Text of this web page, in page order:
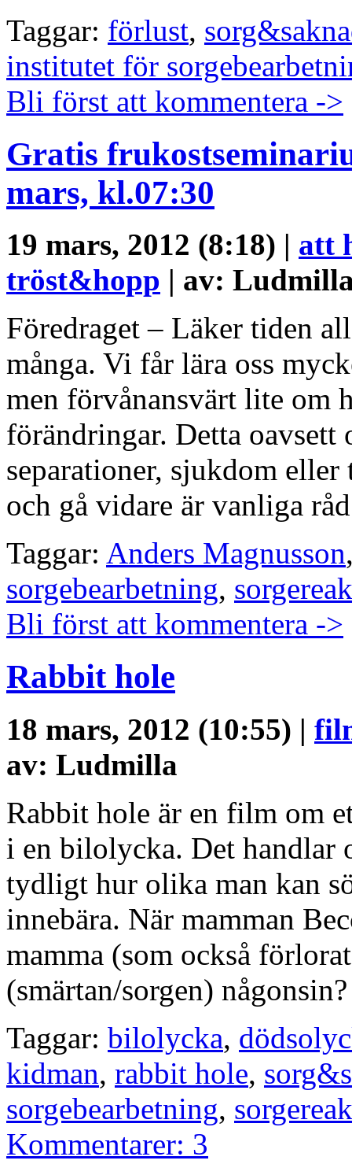
Taggar: förlust,
institutet för
Bli först att kommentera ->
Gratis
mars, kl.07:30
19 mars, 2012 (8:18) | att
tröst&hopp | av:
Föredraget – Läker tiden
många. Vi får lära oss
men förvånansvärt lite om
förändringar. Detta
separationer, sjukdom
och gå vidare är vanliga
Taggar: Anders Magnusson
sorgebearbetning,
Bli först att kommentera ->
Rabbit hole
18 mars, 2012 (10:55) |
av: Ludmilla
Rabbit hole är en film om
i en bilolycka. Det handlar
tydligt hur olika man kan
innebära. När mamman
mamma (som också
(smärtan/sorgen)
Taggar: bilolycka,
kidman, rabbit hole,
sorgebearbetning,
Kommentarer: 3